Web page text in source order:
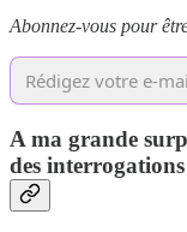
Abonnez-vous pour
A ma grande
des